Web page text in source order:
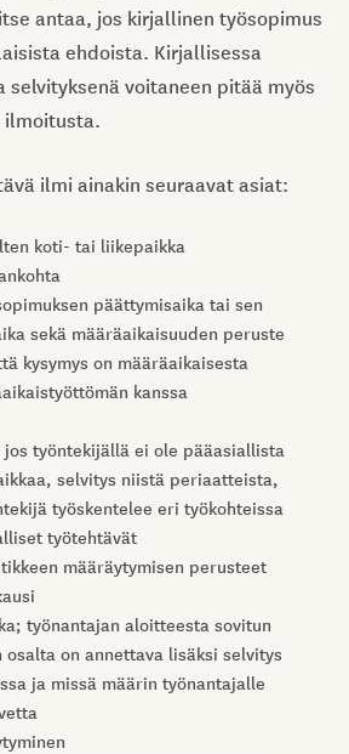
antaa, jos kirjallinen työsopimus
ehdoista. Kirjallisessa
selvityksenä voitaneen pitää myös
ilmi ainakin seuraavat asiat:
koti- tai liikepaikka
päättymisaika tai sen
sekä määräaikaisuuden peruste
kysymys on määräaikaisesta
kanssa
työntekijällä ei ole pääasiallista
selvitys niistä periaatteista,
työskentelee eri työkohteissa
työtehtävät
määräytymisen perusteet
työnantajan aloitteesta sovitun
on annettava lisäksi selvitys
ja missä määrin työnantajalle